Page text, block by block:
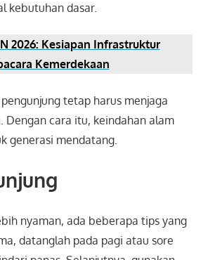
kebutuhan dasar.
2026: Kesiapan Infrastruktur
Kemerdekaan
tetap harus menjaga
Dengan cara itu, keindahan alam
generasi mendatang.
nyaman, ada beberapa tips yang
datanglah pada pagi atau sore